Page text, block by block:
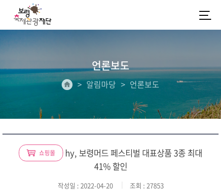
언론보도
알림마당 언론보도
쇼핑몰
hy, 보령머드 페스티벌 대표상품 3종 최대
41% 할인
작성일 : 2022-04-20 조회 : 27853